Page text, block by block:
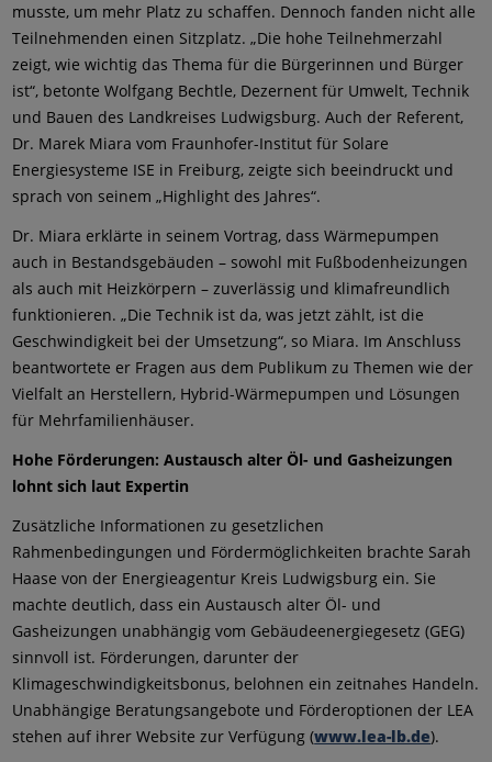
musste, um mehr Platz zu schaffen. Dennoch fanden nicht alle
Teilnehmenden einen Sitzplatz. „Die hohe Teilnehmerzahl
zeigt, wie wichtig das Thema für die Bürgerinnen und Bürger
ist“, betonte Wolfgang Bechtle, Dezernent für Umwelt, Technik
und Bauen des Landkreises Ludwigsburg. Auch der Referent,
Dr. Marek Miara vom Fraunhofer-Institut für Solare
Energiesysteme ISE in Freiburg, zeigte sich beeindruckt und
sprach von seinem „Highlight des Jahres“.
Dr. Miara erklärte in seinem Vortrag, dass Wärmepumpen
auch in Bestandsgebäuden – sowohl mit Fußbodenheizungen
als auch mit Heizkörpern – zuverlässig und klimafreundlich
funktionieren. „Die Technik ist da, was jetzt zählt, ist die
Geschwindigkeit bei der Umsetzung“, so Miara. Im Anschluss
beantwortete er Fragen aus dem Publikum zu Themen wie der
Vielfalt an Herstellern, Hybrid-Wärmepumpen und Lösungen
für Mehrfamilienhäuser.
Hohe Förderungen: Austausch alter Öl- und Gasheizungen
lohnt sich laut Expertin
Zusätzliche Informationen zu gesetzlichen
Rahmenbedingungen und Fördermöglichkeiten brachte Sarah
Haase von der Energieagentur Kreis Ludwigsburg ein. Sie
machte deutlich, dass ein Austausch alter Öl- und
Gasheizungen unabhängig vom Gebäudeenergiegesetz (GEG)
sinnvoll ist. Förderungen, darunter der
Klimageschwindigkeitsbonus, belohnen ein zeitnahes Handeln.
Unabhängige Beratungsangebote und Förderoptionen der LEA
stehen auf ihrer Website zur Verfügung (www.lea-lb.de).